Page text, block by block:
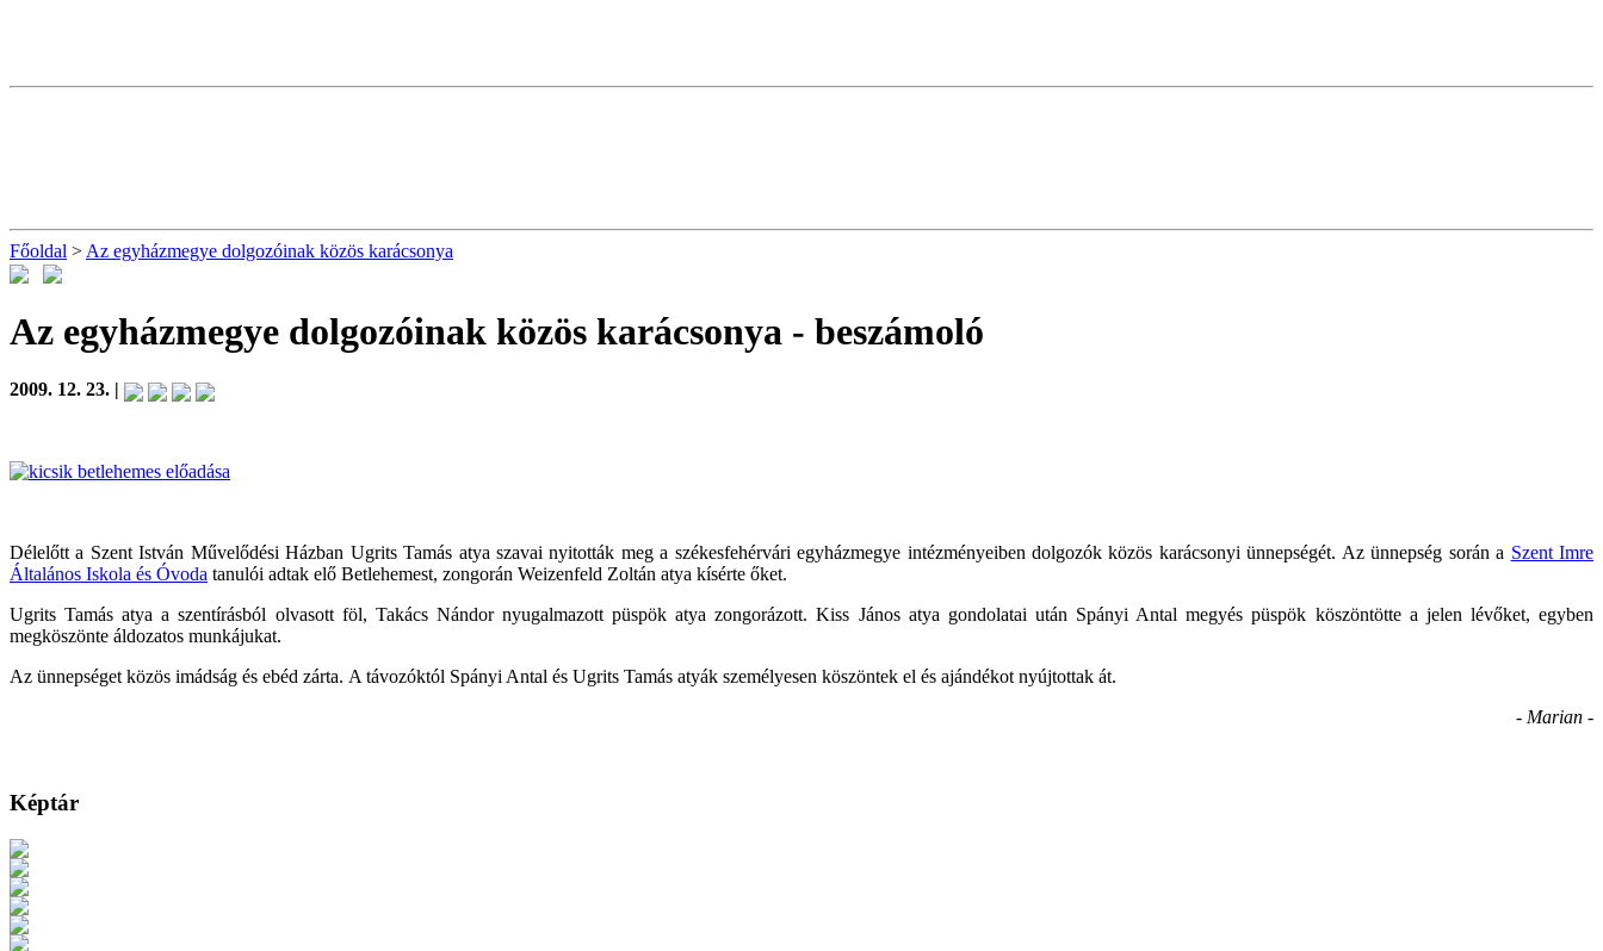
Főoldal > Az egyházmegye dolgozóinak közös karácsonya
Az egyházmegye dolgozóinak közös karácsonya - beszámoló
2009. 12. 23. |
Délelőtt a Szent István Művelődési Házban Ugrits Tamás atya szavai nyitották meg a székesfehérvári egyházmegye intézményeiben dolgozók közös karácsonyi ünnepségét. Az ünnepség során a Szent Imre
Általános Iskola és Óvoda tanulói adtak elő Betlehemest, zongorán Weizenfeld Zoltán atya kísérte őket.
Ugrits Tamás atya a szentírásból olvasott föl, Takács Nándor nyugalmazott püspök atya zongorázott. Kiss János atya gondolatai után Spányi Antal megyés püspök köszöntötte a jelen lévőket, egyben
megköszönte áldozatos munkájukat.
Az ünnepséget közös imádság és ebéd zárta. A távozóktól Spányi Antal és Ugrits Tamás atyák személyesen köszöntek el és ajándékot nyújtottak át.
- Marian -
Képtár